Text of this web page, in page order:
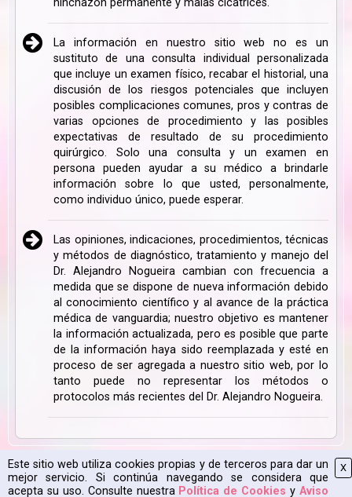
X
Este sitio web utiliza cookies propias y de terceros para dar un
mejor servicio. Si continúa navegando se considera que
acepta su uso. Consulte nuestra Política de Cookies yAviso
La información en nuestro sitio web no es un
sustituto de una consulta individual personalizada
que incluye un examen físico, recabar el historial, una
discusión de los riesgos potenciales que incluyen
posibles complicaciones comunes, pros y contras de
varias opciones de procedimiento y las posibles
expectativas de resultado de su procedimiento
quirúrgico. Solo una consulta y un examen en
persona pueden ayudar a su médico a brindarle
información sobre lo que usted, personalmente,
como individuo único, puede esperar.
Las opiniones, indicaciones, procedimientos, técnicas
y métodos de diagnóstico, tratamiento y manejo del
Dr. Alejandro Nogueira cambian con frecuencia a
medida que se dispone de nueva información debido
al conocimiento científico y al avance de la práctica
médica de vanguardia; nuestro objetivo es mantener
la información actualizada, pero es posible que parte
de la información haya sido reemplazada y esté en
proceso de ser agregada a nuestro sitio web, por lo
tanto puede no representar los métodos o
protocolos más recientes del Dr. Alejandro Nogueira.
Mapa Web| Aviso Legal| Política de Cookies| 2026 CPyESAP